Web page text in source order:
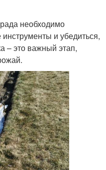
необходимо
и убедиться,
– это важный этап,